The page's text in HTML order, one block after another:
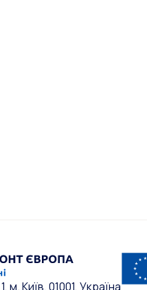
м. Київ, 01001, Україна